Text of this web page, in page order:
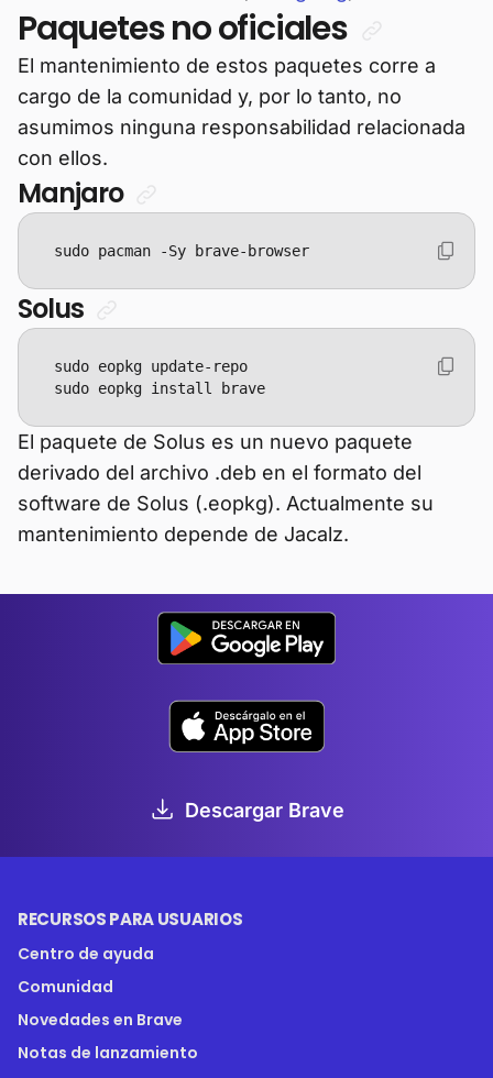
Paquetes no oficiales
El mantenimiento de estos paquetes corre a
cargo de la comunidad y, por lo tanto, no
asumimos ninguna responsabilidad relacionada
con ellos.
Manjaro
sudo pacman -Sy brave-browser
Solus
sudo eopkg install brave
El paquete de Solus es un nuevo paquete
derivado del archivo .deb en el formato del
software de Solus (.eopkg). Actualmente su
mantenimiento depende de Jacalz.
Descargar Brave
RECURSOS PARA USUARIOS
Centro de ayuda
Comunidad
Novedades en Brave
Notas de lanzamiento